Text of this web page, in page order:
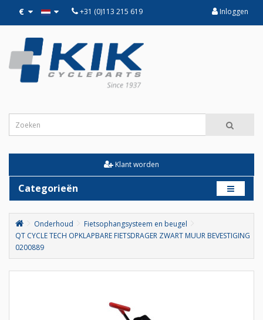
€ +31 (0)113 215 619 Inloggen
Klant worden
Categorieën
Onderhoud
Fietsophangsysteem en beugel
QT CYCLE TECH OPKLAPBARE FIETSDRAGER ZWART MUUR BEVESTIGING
0200889